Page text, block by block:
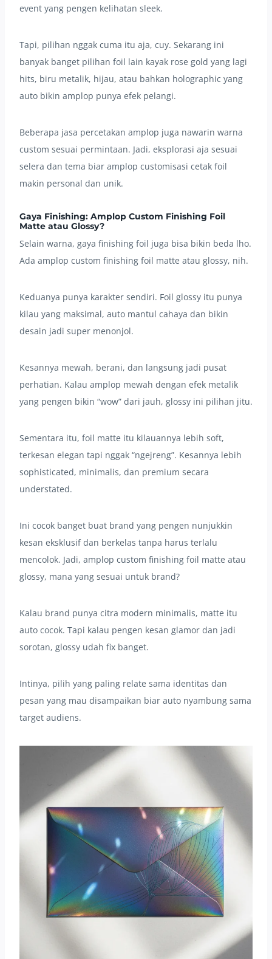
event yang pengen kelihatan sleek.
Tapi, pilihan nggak cuma itu aja, cuy. Sekarang ini
banyak banget pilihan foil lain kayak rose gold yang lagi
hits, biru metalik, hijau, atau bahkan holographic yang
auto bikin amplop punya efek pelangi.
Beberapa jasa percetakan amplop juga nawarin warna
custom sesuai permintaan. Jadi, eksplorasi aja sesuai
selera dan tema biar amplop customisasi cetak foil
makin personal dan unik.
Gaya Finishing: Amplop Custom Finishing Foil
Matte atau Glossy?
Selain warna, gaya finishing foil juga bisa bikin beda lho.
Ada amplop custom finishing foil matte atau glossy, nih.
Keduanya punya karakter sendiri. Foil glossy itu punya
kilau yang maksimal, auto mantul cahaya dan bikin
desain jadi super menonjol.
Kesannya mewah, berani, dan langsung jadi pusat
perhatian. Kalau amplop mewah dengan efek metalik
yang pengen bikin “wow” dari jauh, glossy ini pilihan jitu.
Sementara itu, foil matte itu kilauannya lebih soft,
terkesan elegan tapi nggak “ngejreng”. Kesannya lebih
sophisticated, minimalis, dan premium secara
understated.
Ini cocok banget buat brand yang pengen nunjukkin
kesan eksklusif dan berkelas tanpa harus terlalu
mencolok. Jadi, amplop custom finishing foil matte atau
glossy, mana yang sesuai untuk brand?
Kalau brand punya citra modern minimalis, matte itu
auto cocok. Tapi kalau pengen kesan glamor dan jadi
sorotan, glossy udah fix banget.
Intinya, pilih yang paling relate sama identitas dan
pesan yang mau disampaikan biar auto nyambung sama
target audiens.